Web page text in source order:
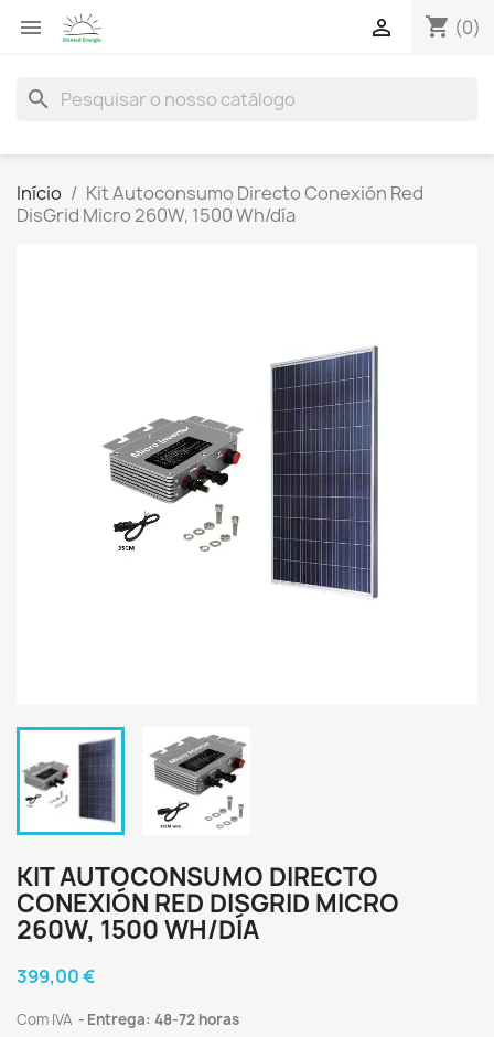
 shopping_cart (0)

search
Início
Kit Autoconsumo Directo Conexión Red
DisGrid Micro 260W, 1500 Wh/día
KIT AUTOCONSUMO DIRECTO
CONEXIÓN RED DISGRID MICRO
260W, 1500 WH/DÍA
399,00 €
Com IVA Entrega: 48-72 horas